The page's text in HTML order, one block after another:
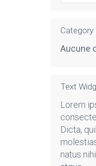
Category
Aucune
Text
Lorem
Dicta,
natus